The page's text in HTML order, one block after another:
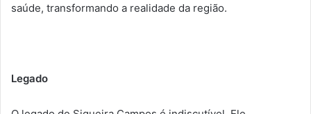
saúde, transformando a realidade da região.
Legado